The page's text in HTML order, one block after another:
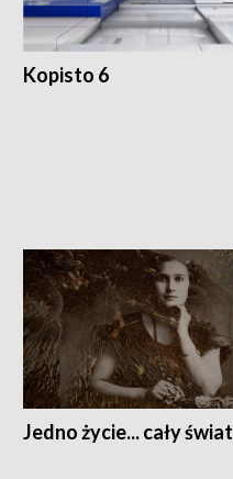
Kopisto 6
Jedno życie... cały świat